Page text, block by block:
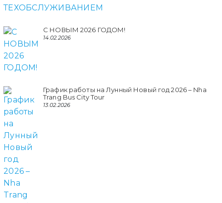
С НОВЫМ 2026 ГОДОМ!
14.02.2026
График работы на Лунный Новый год 2026 – Nha
Trang Bus City Tour
13.02.2026